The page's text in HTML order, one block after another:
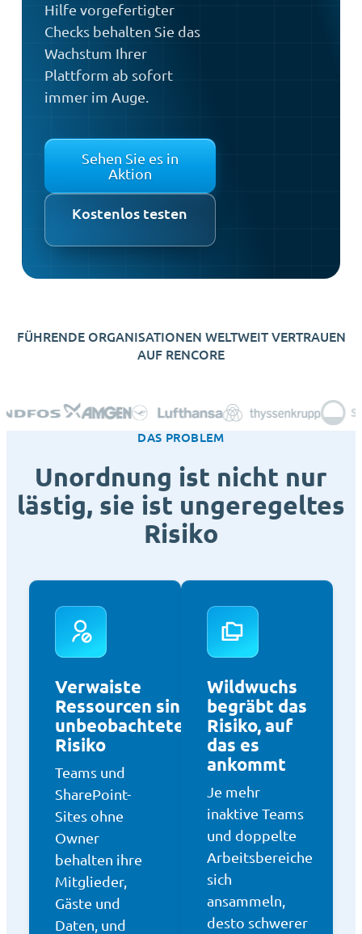
Hilfe vorgefertigter
Checks behalten Sie das
Wachstum Ihrer
Plattform ab sofort
immer im Auge.
Sehen Sie es in
Aktion
Kostenlos testen
FÜHRENDE ORGANISATIONEN WELTWEIT VERTRAUEN
AUF RENCORE
DAS PROBLEM
Unordnung ist nicht nur
lästig, sie ist ungeregeltes
Risiko
Verwaiste
Ressourcen sind
unbeobachtetes
Risiko
Teams und
SharePoint-
Sites ohne
Owner
behalten ihre
Mitglieder,
Gäste und
Daten, und
Wildwuchs
begräbt das
Risiko, auf
das es
ankommt
Je mehr
inaktive Teams
und doppelte
Arbeitsbereiche
sich
ansammeln,
desto schwerer